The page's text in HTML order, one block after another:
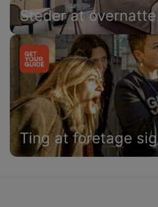
Steder at overnatte
Ting at foretage sig